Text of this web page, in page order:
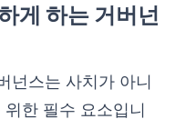
게 하는 거버넌
넌스는 사치가 아니
한 필수 요소입니